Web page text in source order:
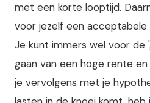
met een korte looptijd.
voor jezelf een acceptabele
Je kunt immers wel voor de
gaan van een hoge rente
je vervolgens met je